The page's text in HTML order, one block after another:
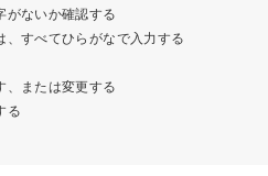
がないか確認する
、すべてひらがなで入力する
、または変更する
る